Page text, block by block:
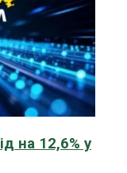
на 12,6% у